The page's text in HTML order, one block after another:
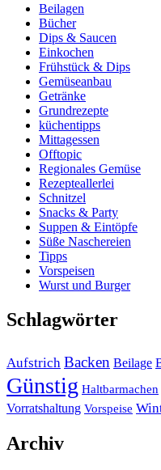
Beilagen
Bücher
Dips & Saucen
Einkochen
Frühstück & Dips
Gemüseanbau
Getränke
Grundrezepte
küchentipps
Mittagessen
Offtopic
Regionales Gemüse
Rezepteallerlei
Schnitzel
Snacks & Party
Suppen & Eintöpfe
Süße Naschereien
Tipps
Vorspeisen
Wurst und Burger
Schlagwörter
Aufstrich Backen Beilage
Günstig Haltbarmachen
Vorratshaltung Vorspeise
Archiv